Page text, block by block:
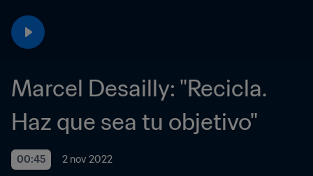
Marcel Desailly: "Recicla.
00:45 2 nov 2022